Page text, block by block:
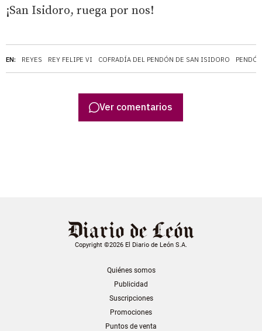
EN: REYES REY FELIPE VI COFRADÍA DEL PENDÓN DE SAN ISIDORO
¡San Isidoro, ruega por nos!
Ver comentarios
Copyright ©2026 El Diario de León S.A.
Quiénes somos
Publicidad
Suscripciones
Promociones
Puntos de venta